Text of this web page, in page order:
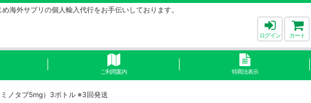
海外サプリの個人輸入代行をお手伝いしております。
ログイン カート
ご利用案内 特商法表示
ノタブ5mg）3ボトル ※3回発送